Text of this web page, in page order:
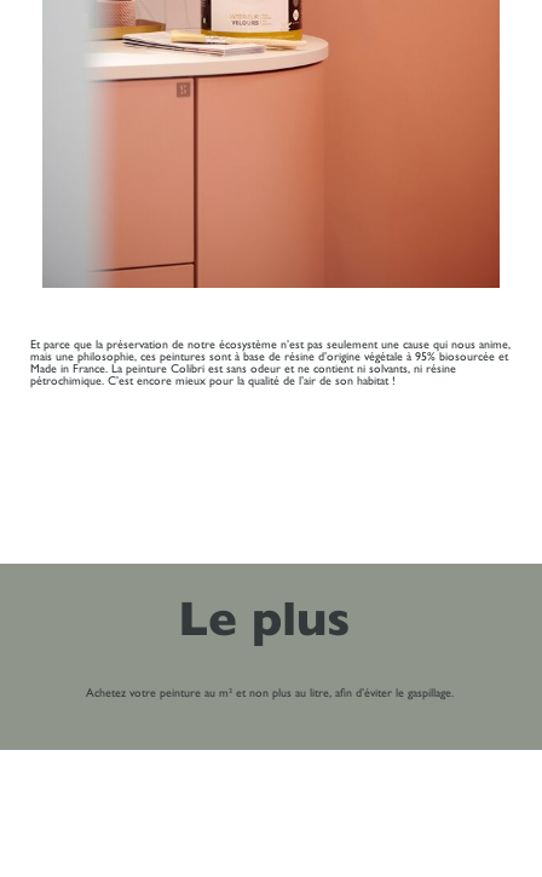
Et parce que la préservation de notre écosystème n’est pas seulement une cause qui nous anime,
mais une philosophie, ces peintures sont à base de résine d’origine végétale à 95% biosourcée et
Made in France. La peinture Colibri est sans odeur et ne contient ni solvants, ni résine
pétrochimique. C’est encore mieux pour la qualité de l’air de son habitat !
Le plus
Achetez votre peinture au m² et non plus au litre, afin d’éviter le gaspillage.